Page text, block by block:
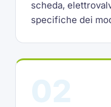
scheda,
specifiche dei